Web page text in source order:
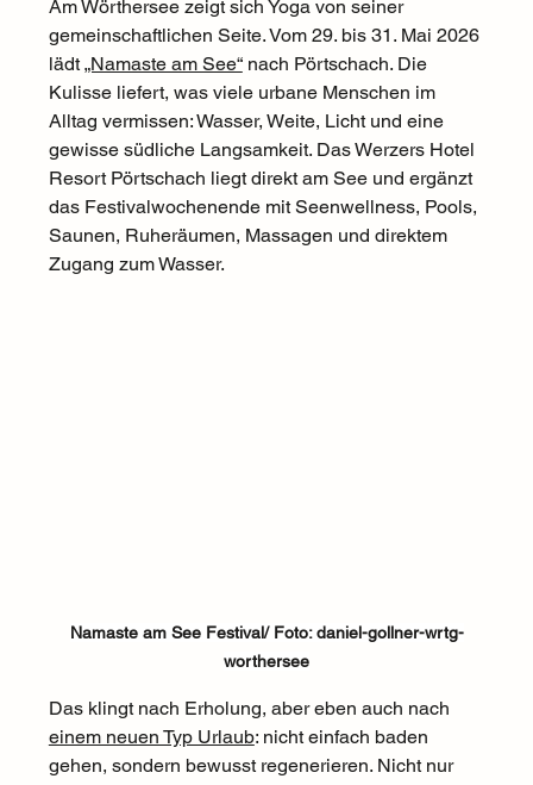
Am Wörthersee zeigt sich Yoga von seiner
gemeinschaftlichen Seite. Vom 29. bis 31. Mai 2026
lädt „Namaste am See“ nach Pörtschach. Die
Kulisse liefert, was viele urbane Menschen im
Alltag vermissen: Wasser, Weite, Licht und eine
gewisse südliche Langsamkeit. Das Werzers Hotel
Resort Pörtschach liegt direkt am See und ergänzt
das Festivalwochenende mit Seenwellness, Pools,
Saunen, Ruheräumen, Massagen und direktem
Zugang zum Wasser.
Namaste am See Festival/ Foto: daniel-gollner-wrtg-
worthersee
Das klingt nach Erholung, aber eben auch nach
einem neuen Typ Urlaub: nicht einfach baden
gehen, sondern bewusst regenerieren. Nicht nur